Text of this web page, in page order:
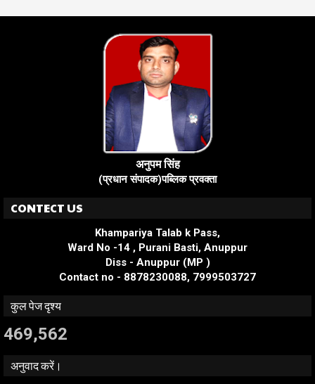
अनुपम सिंह
(प्रधान संपादक)पब्लिक प्रवक्ता
CONTECT US
Khampariya Talab k Pass,
Ward No -14 , Purani Basti, Anuppur
Diss - Anuppur (MP )
Contact no - 8878230088, 7999503727
कुल पेज दृश्य
469,562
अनुवाद करें।